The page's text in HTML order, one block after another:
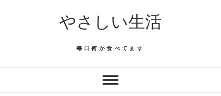
やさしい生活
毎日何か食べてます